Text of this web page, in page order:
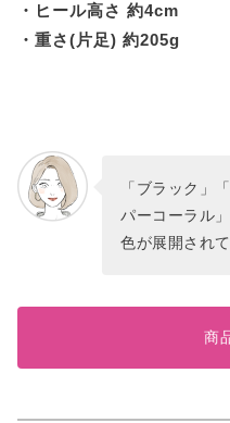
・ヒール高さ 約4cm
・重さ(片足) 約205g
「ブラック」
パーコーラル
色が展開されて
商